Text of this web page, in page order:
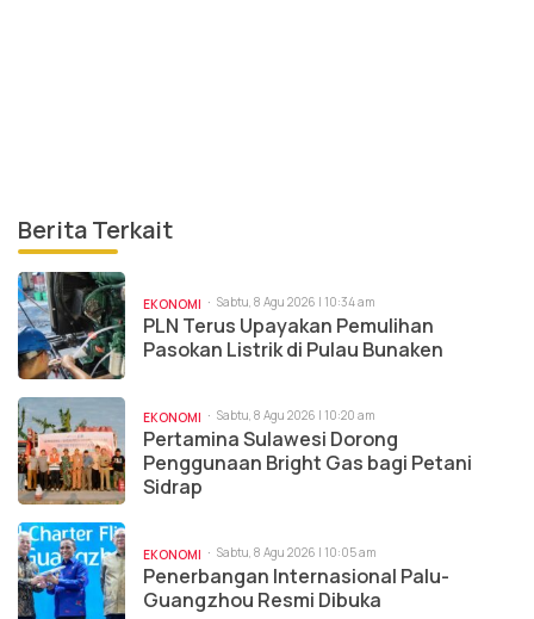
Berita Terkait
EKONOMI Sabtu, 8 Agu 2026 | 10:34 am
PLN Terus Upayakan Pemulihan
Pasokan Listrik di Pulau Bunaken
EKONOMI Sabtu, 8 Agu 2026 | 10:20 am
Pertamina Sulawesi Dorong
Penggunaan Bright Gas bagi Petani
Sidrap
EKONOMI Sabtu, 8 Agu 2026 | 10:05 am
Penerbangan Internasional Palu-
Guangzhou Resmi Dibuka